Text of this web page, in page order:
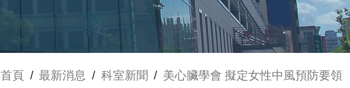
首頁 / 最新消息 / 科室新聞 / 美心臟學會 擬定女性中風預防要領